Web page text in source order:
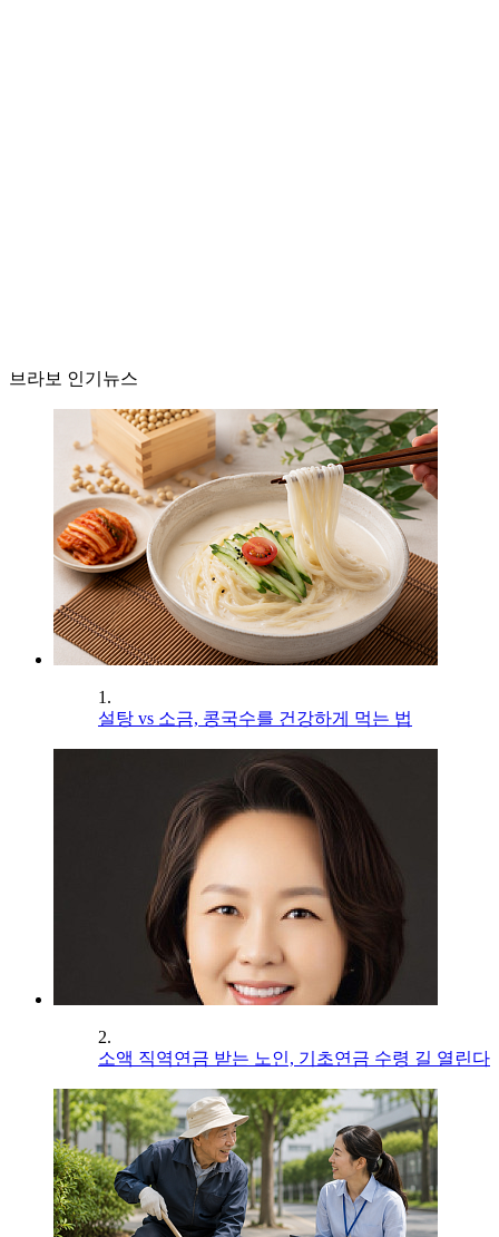
브라보 인기뉴스
1.
설탕 vs 소금, 콩국수를 건강하게 먹는 법
2.
소액 직역연금 받는 노인, 기초연금 수령 길 열린다